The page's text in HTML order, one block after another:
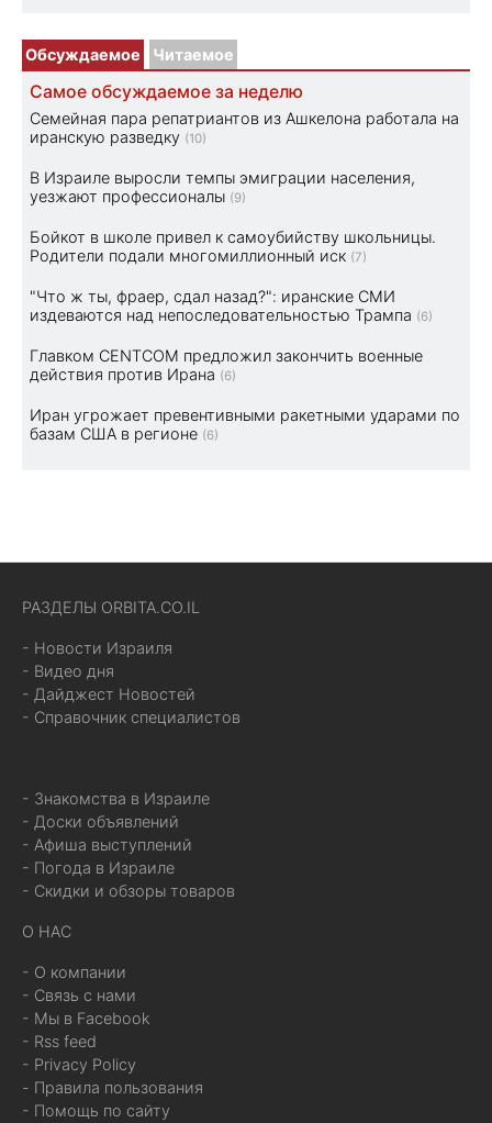
Обсуждаемое Читаемое
Самое обсуждаемое за неделю
Семейная пара репатриантов из Ашкелона работала на
иранскую разведку (10)
В Израиле выросли темпы эмиграции населения,
уезжают профессионалы (9)
Бойкот в школе привел к самоубийству школьницы.
Родители подали многомиллионный иск (7)
"Что ж ты, фраер, сдал назад?": иранские СМИ
издеваются над непоследовательностью Трампа (6)
Главком CENTCOM предложил закончить военные
действия против Ирана (6)
Иран угрожает превентивными ракетными ударами по
базам США в регионе (6)
РАЗДЕЛЫ ORBITA.CO.IL
- Новости Израиля
- Видео дня
- Дайджест Новостей
- Справочник специалистов
- Знакомства в Израиле
- Доски объявлений
- Афиша выступлений
- Погода в Израиле
- Скидки и обзоры товаров
О НАС
- О компании
- Связь с нами
- Мы в Facebook
- Rss feed
- Privacy Policy
- Правила пользования
- Помощь по сайту